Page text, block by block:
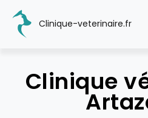
Clinique-veterinaire.fr
Clinique